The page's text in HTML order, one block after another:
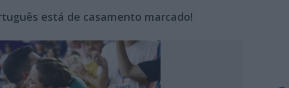
está de casamento marcado!